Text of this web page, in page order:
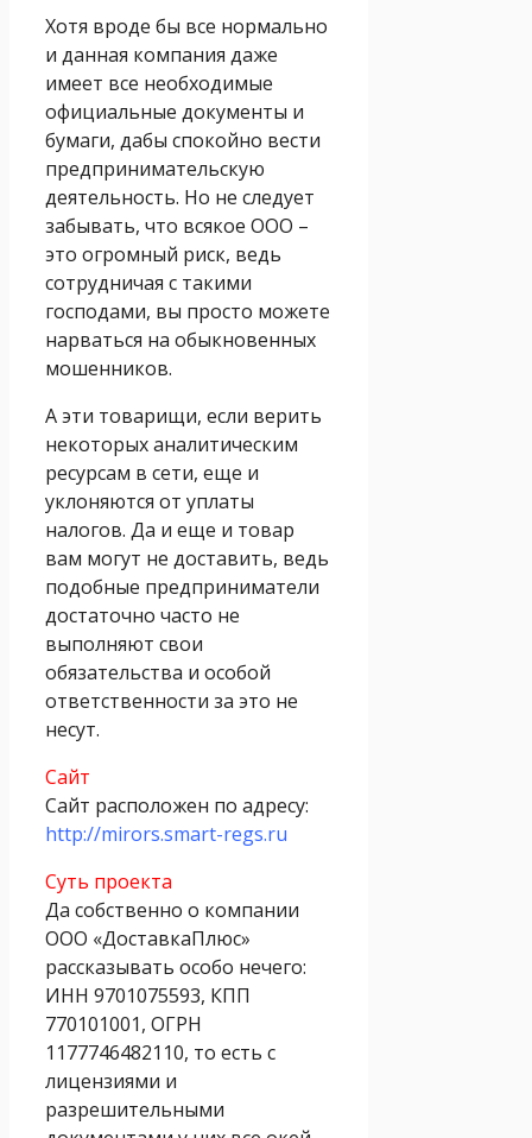
Хотя вроде бы все нормально
и данная компания даже
имеет все необходимые
официальные документы и
бумаги, дабы спокойно вести
предпринимательскую
деятельность. Но не следует
забывать, что всякое ООО –
это огромный риск, ведь
сотрудничая с такими
господами, вы просто можете
нарваться на обыкновенных
мошенников.
А эти товарищи, если верить
некоторых аналитическим
ресурсам в сети, еще и
уклоняются от уплаты
налогов. Да и еще и товар
вам могут не доставить, ведь
подобные предприниматели
достаточно часто не
выполняют свои
обязательства и особой
ответственности за это не
несут.
Сайт
Сайт расположен по адресу:
http://mirors.smart-regs.ru
Суть проекта
Да собственно о компании
ООО «ДоставкаПлюс»
рассказывать особо нечего:
ИНН 9701075593, КПП
770101001, ОГРН
1177746482110, то есть с
лицензиями и
разрешительными